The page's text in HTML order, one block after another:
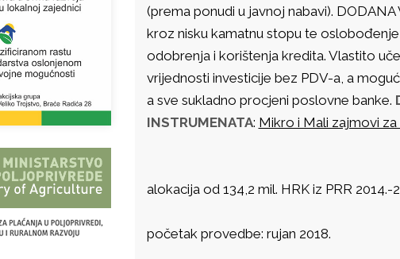
(prema ponudi u javnoj nabavi).
kroz nisku kamatnu stopu te
odobrenja i korištenja kredita. Vlastito
vrijednosti investicije bez PDV-a, a
a sve sukladno procjeni poslovne banke.
INSTRUMENATA: Mikro i Mali zajmovi
alokacija od 134,2 mil. HRK iz PRR 2014.-
početak provedbe: rujan 2018.